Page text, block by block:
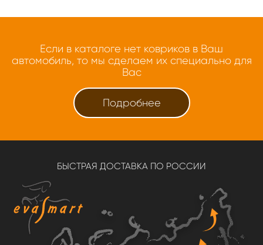
Если в каталоге нет ковриков в Ваш
автомобиль, то мы сделаем их специально для
Вас
Подробнее
БЫСТРАЯ ДОСТАВКА ПО РОССИИ